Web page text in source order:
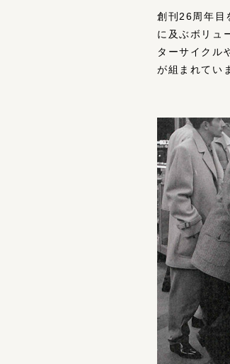
創刊26周年目
に及ぶボリュ
ターサイクル
が組まれてい